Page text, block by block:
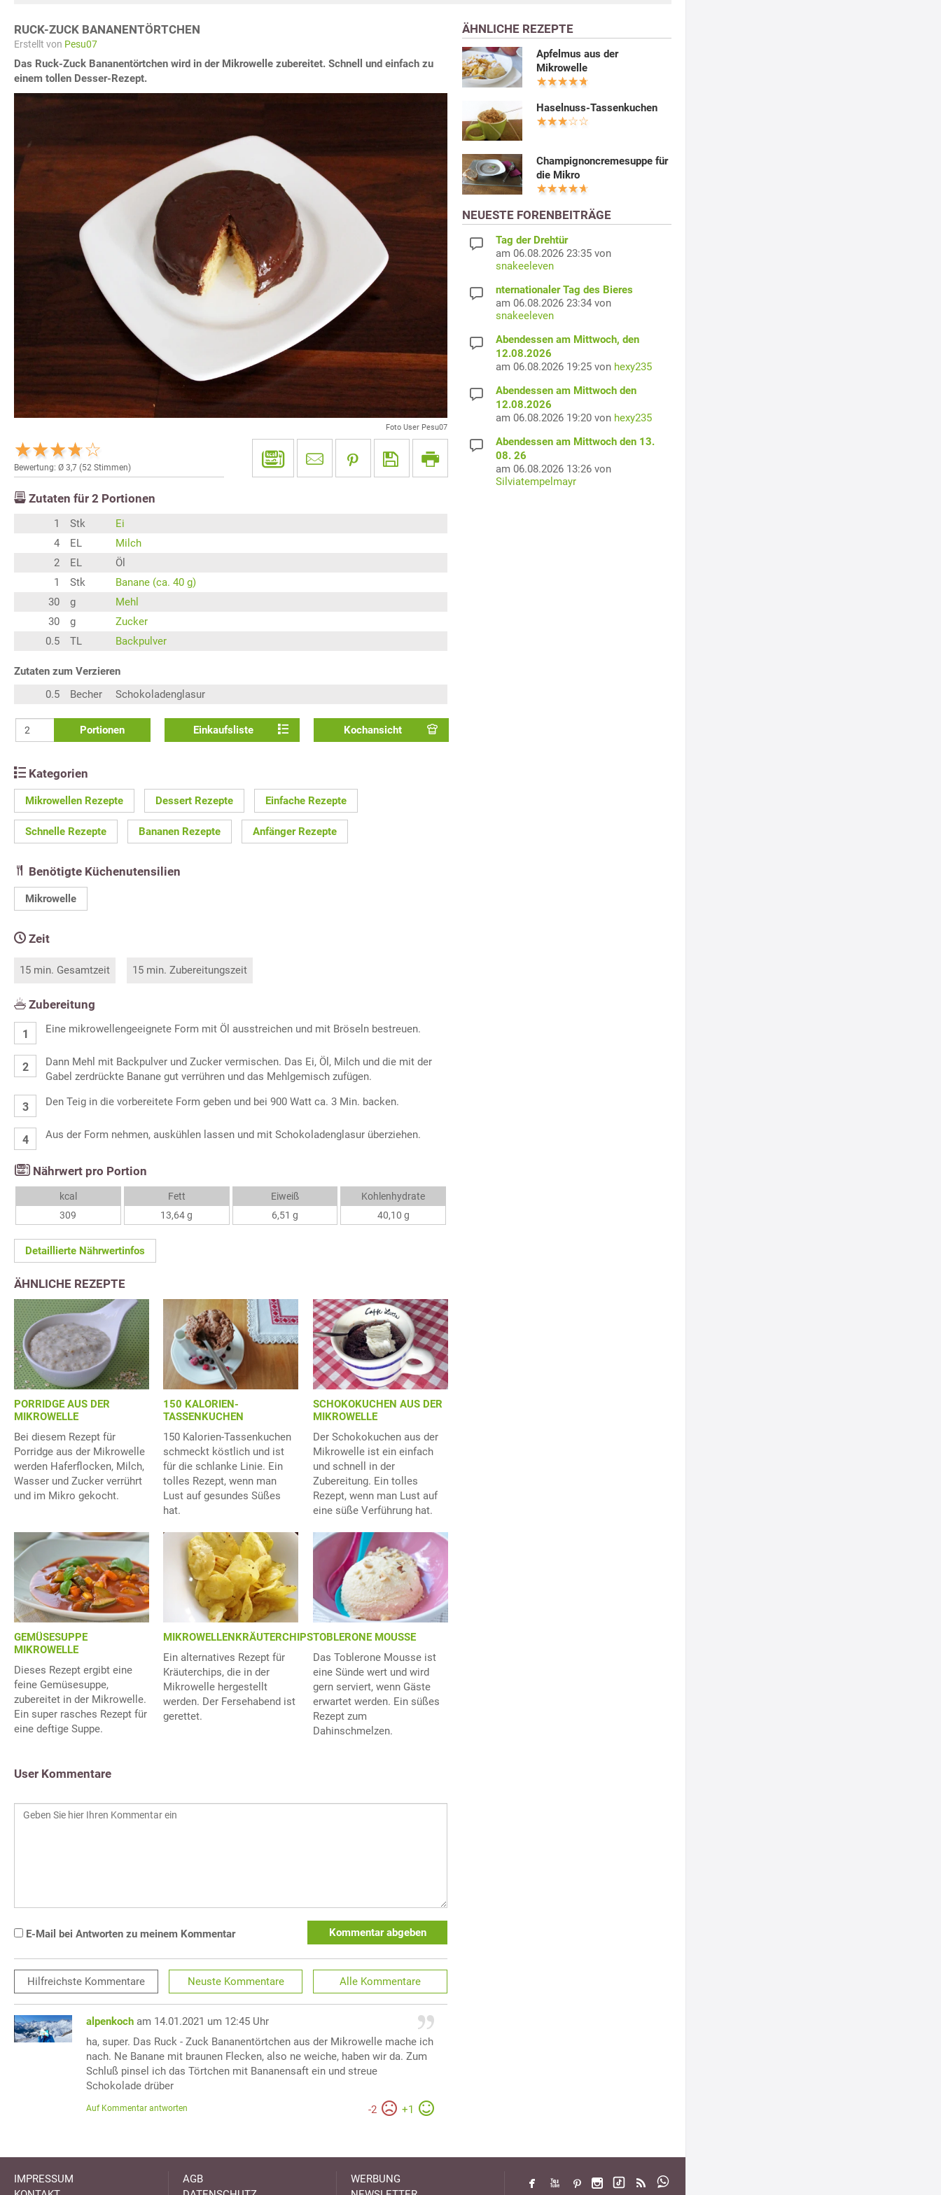
RUCK-ZUCK BANANENTÖRTCHEN
Erstellt von Pesu07
Das Ruck-Zuck Bananentörtchen wird in der Mikrowelle zubereitet. Schnell und einfach zu
einem tollen Desser-Rezept.
Foto User Pesu07
Bewertung: Ø 3,7 (52 Stimmen)
Zutaten für 2 Portionen
1 Stk
Ei
4
EL
Milch
2
EL
Öl
1
Stk
Banane (ca. 40 g)
30
g
Mehl
30
g
Zucker
0.5
TL Backpulver
Zutaten zum Verzieren
0.5
Becher Schokoladenglasur
Portionen Einkaufsliste Kochansicht
Kategorien
Mikrowellen Rezepte Dessert Rezepte Einfache Rezepte
Schnelle Rezepte Bananen Rezepte Anfänger Rezepte
Benötigte Küchenutensilien
Mikrowelle
Zeit
15 min. Gesamtzeit 15 min. Zubereitungszeit
Zubereitung
Eine mikrowellengeeignete Form mit Öl ausstreichen und mit Bröseln bestreuen.
Dann Mehl mit Backpulver und Zucker vermischen. Das Ei, Öl, Milch und die mit der
Gabel zerdrückte Banane gut verrühren und das Mehlgemisch zufügen.
Den Teig in die vorbereitete Form geben und bei 900 Watt ca. 3 Min. backen.
Aus der Form nehmen, auskühlen lassen und mit Schokoladenglasur überziehen.
Nährwert pro Portion
kcal
309
Fett
13,64 g
Eiweiß
6,51 g
Kohlenhydrate
40,10 g
Detaillierte Nährwertinfos
ÄHNLICHE REZEPTE
PORRIDGE AUS DER
MIKROWELLE
Bei diesem Rezept für
Porridge aus der Mikrowelle
werden Haferflocken, Milch,
Wasser und Zucker verrührt
und im Mikro gekocht.
150 KALORIEN-
TASSENKUCHEN
150 Kalorien-Tassenkuchen
schmeckt köstlich und ist
für die schlanke Linie. Ein
tolles Rezept, wenn man
Lust auf gesundes Süßes
hat.
SCHOKOKUCHEN AUS DER
MIKROWELLE
Der Schokokuchen aus der
Mikrowelle ist ein einfach
und schnell in der
Zubereitung. Ein tolles
Rezept, wenn man Lust auf
eine süße Verführung hat.
GEMÜSESUPPE
MIKROWELLE
Dieses Rezept ergibt eine
feine Gemüsesuppe,
zubereitet in der Mikrowelle.
Ein super rasches Rezept für
eine deftige Suppe.
MIKROWELLENKRÄUTERCHIPS
Ein alternatives Rezept für
Kräuterchips, die in der
Mikrowelle hergestellt
werden. Der Fersehabend ist
gerettet.
TOBLERONE MOUSSE
Das Toblerone Mousse ist
eine Sünde wert und wird
gern serviert, wenn Gäste
erwartet werden. Ein süßes
Rezept zum
Dahinschmelzen.
User Kommentare
E-Mail bei Antworten zu meinem Kommentar Kommentar abgeben
Hilfreichste Kommentare Neuste Kommentare Alle Kommentare
alpenkoch am 14.01.2021 um 12:45 Uhr
ha, super. Das Ruck - Zuck Bananentörtchen aus der Mikrowelle mache ich
nach. Ne Banane mit braunen Flecken, also ne weiche, haben wir da. Zum
Schluß pinsel ich das Törtchen mit Bananensaft ein und streue
Schokolade drüber
-2 +1
Auf Kommentar antworten
ÄHNLICHE REZEPTE
Apfelmus aus der
Mikrowelle
Haselnuss-Tassenkuchen
Champignoncremesuppe für
die Mikro
NEUESTE FORENBEITRÄGE
Tag der Drehtür
am 06.08.2026 23:35 von
snakeeleven
nternationaler Tag des Bieres
am 06.08.2026 23:34 von
snakeeleven
Abendessen am Mittwoch, den
12.08.2026
am 06.08.2026 19:25 von hexy235
Abendessen am Mittwoch den
12.08.2026
am 06.08.2026 19:20 von hexy235
Abendessen am Mittwoch den 13.
08. 26
am 06.08.2026 13:26 von
Silviatempelmayr
IMPRESSUM
AGB
WERBUNG